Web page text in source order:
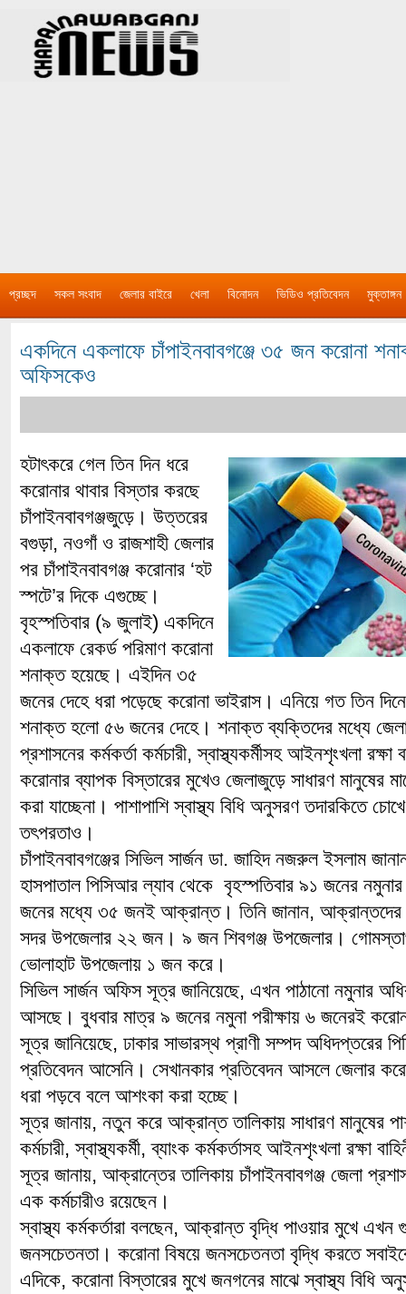
প্রচ্ছদ সকল সংবাদ জেলার বাইরে খেলা বিনোদন ভিডিও প্রতিবেদন মুক্তাঙ্গন
একদিনে একলাফে চাঁপাইনবাবগঞ্জে ৩৫ জন করোনা
অফিসকেও
হটাৎকরে গেল তিন দিন ধরে
করোনার থাবার বিস্তার করছে
চাঁপাইনবাবগঞ্জজুড়ে। উত্তরের
বগুড়া, নওগাঁ ও রাজশাহী জেলার
পর চাঁপাইনবাবগঞ্জ করোনার ‘হট
স্পটে’র দিকে এগুচ্ছে।
বৃহস্পতিবার (৯ জুলাই) একদিনে
একলাফে রেকর্ড পরিমাণ করোনা
শনাক্ত হয়েছে। এইদিন ৩৫
জনের দেহে ধরা পড়েছে করোনা ভাইরাস। এনিয়ে গত তিন দিনে
শনাক্ত হলো ৫৬ জনের দেহে। শনাক্ত ব্যক্তিদের মধ্যে
প্রশাসনের কর্মকর্তা কর্মচারী, স্বাস্থ্যকর্মীসহ আইনশৃংখলা
করোনার ব্যাপক বিস্তারের মুখেও জেলাজুড়ে সাধারণ মানুষের
করা যাচ্ছেনা। পাশাপাশি স্বাস্থ্য বিধি অনুসরণ তদারকিতে
তৎপরতাও।
চাঁপাইনবাবগঞ্জের সিভিল সার্জন ডা. জাহিদ নজরুল ইসলাম
হাসপাতাল পিসিআর ল্যাব থেকে বৃহস্পতিবার ৯১ জনের
জনের মধ্যে ৩৫ জনই আক্রান্ত। তিনি জানান, আক্রান্তদের
সদর উপজেলার ২২ জন। ৯ জন শিবগঞ্জ উপজেলার।
ভোলাহাট উপজেলায় ১ জন করে।
সিভিল সার্জন অফিস সূত্র জানিয়েছে, এখন পাঠানো নমুনার
আসছে। বুধবার মাত্র ৯ জনের নমুনা পরীক্ষায় ৬ জনেরই
সূত্র জানিয়েছে, ঢাকার সাভারস্থ প্রাণী সম্পদ অধিদপ্তরের
প্রতিবেদন আসেনি। সেখানকার প্রতিবেদন আসলে জেলার
ধরা পড়বে বলে আশংকা করা হচ্ছে।
সূত্র জানায়, নতুন করে আক্রান্ত তালিকায় সাধারণ মানুষের
কর্মচারী, স্বাস্থ্যকর্মী, ব্যাংক কর্মকর্তাসহ আইনশৃংখলা রক্ষা
সূত্র জানায়, আক্রান্তের তালিকায় চাঁপাইনবাবগঞ্জ জেলা
এক কর্মচারীও রয়েছেন।
স্বাস্থ্য কর্মকর্তারা বলছেন, আক্রান্ত বৃদ্ধি পাওয়ার মুখে এখন
জনসচেতনতা। করোনা বিষয়ে জনসচেতনতা বৃদ্ধি করতে
এদিকে, করোনা বিস্তারের মুখে জনগনের মাঝে স্বাস্থ্য বিধি